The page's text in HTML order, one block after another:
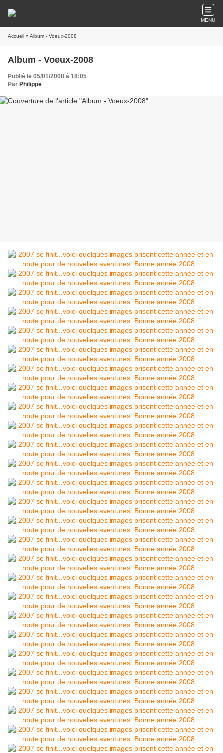
MENU
Accueil » Album - Voeux-2008
Album - Voeux-2008
Publié le 05/01/2008 à 18:05
Par Philippe